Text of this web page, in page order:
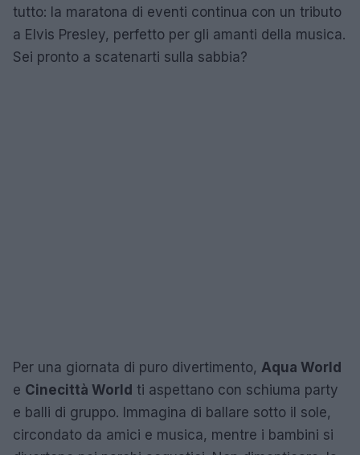
tutto: la maratona di eventi continua con un tributo
a Elvis Presley, perfetto per gli amanti della musica.
Sei pronto a scatenarti sulla sabbia?
Per una giornata di puro divertimento, Aqua World
e Cinecittà World ti aspettano con schiuma party
e balli di gruppo. Immagina di ballare sotto il sole,
circondato da amici e musica, mentre i bambini si